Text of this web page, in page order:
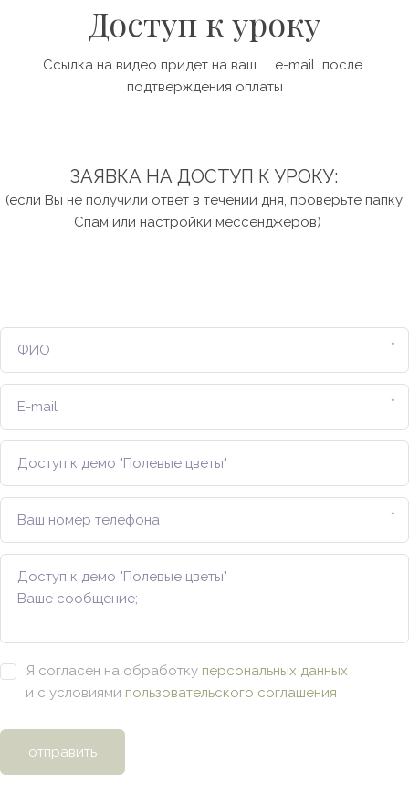
Доступ к уроку
Ссылка на видео придет на ваш     e-mail  после
подтверждения оплаты
ЗАЯВКА НА ДОСТУП К УРОКУ:
Спам или настройки мессенджеров)
*
*
*
Я согласен на обработку персональных данных
и с условиями пользовательского соглашения
отправить